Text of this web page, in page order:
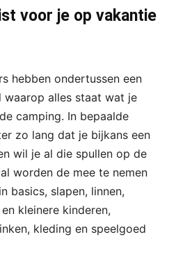
voor je op vakantie
hebben ondertussen een
waarop alles staat wat je
camping. In bepaalde
zo lang dat je bijkans een
wil je al die spullen op de
worden de mee te nemen
basics, slapen, linnen,
kleinere kinderen,
kleding en speelgoed